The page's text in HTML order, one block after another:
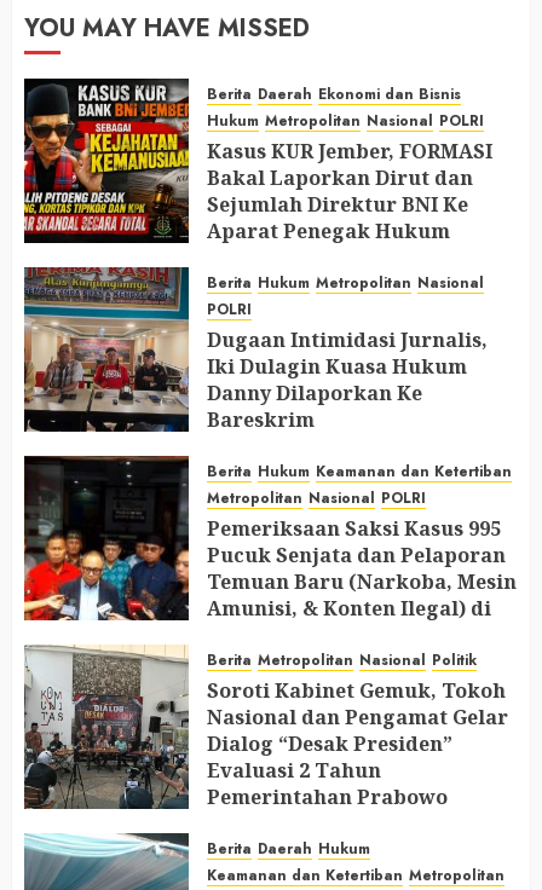
YOU MAY HAVE MISSED
Berita Daerah Ekonomi dan Bisnis
Hukum Metropolitan Nasional POLRI
Kasus KUR Jember, FORMASI
Bakal Laporkan Dirut dan
Sejumlah Direktur BNI Ke
Aparat Penegak Hukum
Berita Hukum Metropolitan Nasional
POLRI
Dugaan Intimidasi Jurnalis,
Iki Dulagin Kuasa Hukum
Danny Dilaporkan Ke
Bareskrim
Berita Hukum Keamanan dan Ketertiban
Metropolitan Nasional POLRI
Pemeriksaan Saksi Kasus 995
Pucuk Senjata dan Pelaporan
Temuan Baru (Narkoba, Mesin
Amunisi, & Konten Ilegal) di
AUGUST 6, 2026 0
Berita Metropolitan Nasional Politik
Soroti Kabinet Gemuk, Tokoh
Nasional dan Pengamat Gelar
Dialog “Desak Presiden”
Evaluasi 2 Tahun
Pemerintahan Prabowo
Berita Daerah Hukum
Keamanan dan Ketertiban Metropolitan